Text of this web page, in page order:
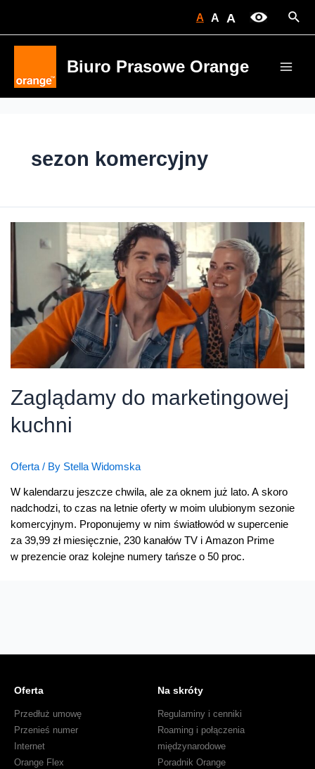
A A A
Biuro Prasowe Orange
sezon komercyjny
Zaglądamy do marketingowej
kuchni
Oferta/ By Stella Widomska
W kalendarzu jeszcze chwila, ale za oknem już lato. A skoro
nadchodzi, to czas na letnie oferty w moim ulubionym sezonie
komercyjnym. Proponujemy w nim światłowód w supercenie
za 39,99 zł miesięcznie, 230 kanałów TV i Amazon Prime
w prezencie oraz kolejne numery tańsze o 50 proc.
Oferta
Przedłuż umowę
Przenieś numer
Internet
Orange Flex
Na skróty
Regulaminy i cenniki
Roaming i połączenia
międzynarodowe
Poradnik Orange